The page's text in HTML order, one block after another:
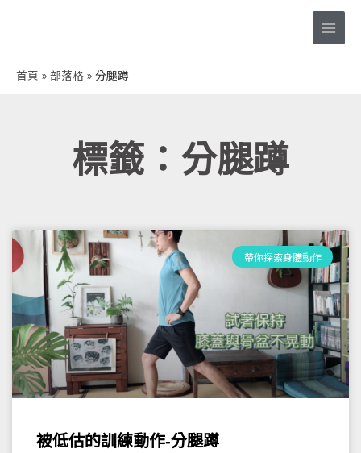
Main
首頁 部落格 分腿蹲
標籤：分腿蹲
帶你探索身體動作
被低估的訓練動作-分腿蹲